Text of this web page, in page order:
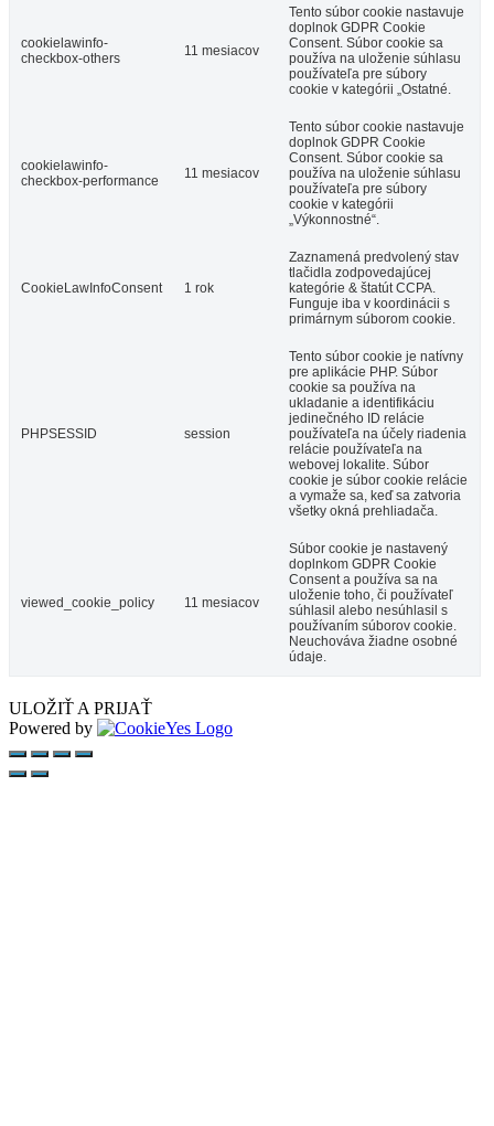
cookielawinfo-
checkbox-others
11 mesiacov
Tento súbor cookie nastavuje
doplnok GDPR Cookie
Consent. Súbor cookie sa
používa na uloženie súhlasu
používateľa pre súbory
cookie v kategórii „Ostatné.
cookielawinfo-
checkbox-performance
11 mesiacov
Tento súbor cookie nastavuje
doplnok GDPR Cookie
Consent. Súbor cookie sa
používa na uloženie súhlasu
používateľa pre súbory
cookie v kategórii
„Výkonnostné“.
CookieLawInfoConsent 1 rok
Zaznamená predvolený stav
tlačidla zodpovedajúcej
kategórie & štatút CCPA.
Funguje iba v koordinácii s
primárnym súborom cookie.
PHPSESSID session
Tento súbor cookie je natívny
pre aplikácie PHP. Súbor
cookie sa používa na
ukladanie a identifikáciu
jedinečného ID relácie
používateľa na účely riadenia
relácie používateľa na
webovej lokalite. Súbor
cookie je súbor cookie relácie
a vymaže sa, keď sa zatvoria
všetky okná prehliadača.
viewed_cookie_policy 11 mesiacov
Súbor cookie je nastavený
doplnkom GDPR Cookie
Consent a používa sa na
uloženie toho, či používateľ
súhlasil alebo nesúhlasil s
používaním súborov cookie.
Neuchováva žiadne osobné
údaje.
ULOŽIŤ A PRIJAŤ
Powered by